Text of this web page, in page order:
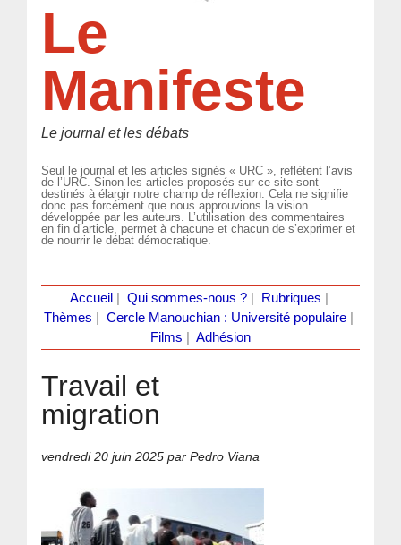
Le
Manifeste
Le journal et les débats
Seul le journal et les articles signés « URC », reflètent l’avis
de l’URC. Sinon les articles proposés sur ce site sont
destinés à élargir notre champ de réflexion. Cela ne signifie
donc pas forcément que nous approuvions la vision
développée par les auteurs. L’utilisation des commentaires
en fin d’article, permet à chacune et chacun de s’exprimer et
de nourrir le débat démocratique.
Accueil Qui sommes-nous ?| Rubriques
Thèmes
Cercle Manouchian : Université populaire
Films
Adhésion
Travail et
migration
vendredi 20 juin 2025 par Pedro Viana